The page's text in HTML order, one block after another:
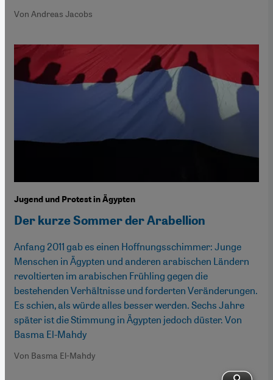
Von Andreas Jacobs
Jugend und Protest in Ägypten
Der kurze Sommer der Arabellion
Anfang 2011 gab es einen Hoffnungsschimmer: Junge
Menschen in Ägypten und anderen arabischen Ländern
revoltierten im arabischen Frühling gegen die
bestehenden Verhältnisse und forderten Veränderungen.
Es schien, als würde alles besser werden. Sechs Jahre
später ist die Stimmung in Ägypten jedoch düster. Von
Basma El-Mahdy
Von Basma El-Mahdy